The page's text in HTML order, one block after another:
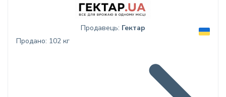
Продавець: Гектар
Продано: 102 кг